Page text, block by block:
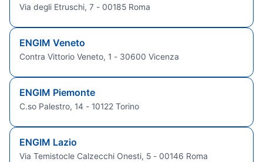
Via degli Etruschi, 7 - 00185 Roma
ENGIM Veneto
Contra Vittorio Veneto, 1 - 30600 Vicenza
ENGIM Piemonte
C.so Palestro, 14 - 10122 Torino
ENGIM Lazio
Via Temistocle Calzecchi Onesti, 5 - 00146 Roma